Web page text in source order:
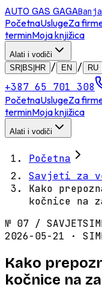
AUTO GAS GAGA
PočetnaUslugeZa
terminMoja knjižica
Alati i vodiči
SR|BS|HR
/ EN / RU
+387 65 701 308
PočetnaUslugeZa
terminMoja knjižica
Alati i vodiči
Početna
Savjeti za
Kako
kočnice na
№ 07 / SAVJET
2026-05-21 ·
Kako
kočnice na